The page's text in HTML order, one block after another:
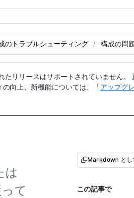
のトラブルシューティング 構成の問
たリリースはサポートされていません
向上、新機能については、「アップグ
は
て
Markdown とし
この記事で